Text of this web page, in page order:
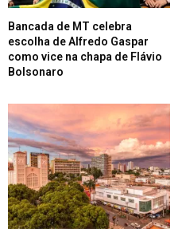
Bancada de MT celebra
escolha de Alfredo Gaspar
como vice na chapa de Flávio
Bolsonaro